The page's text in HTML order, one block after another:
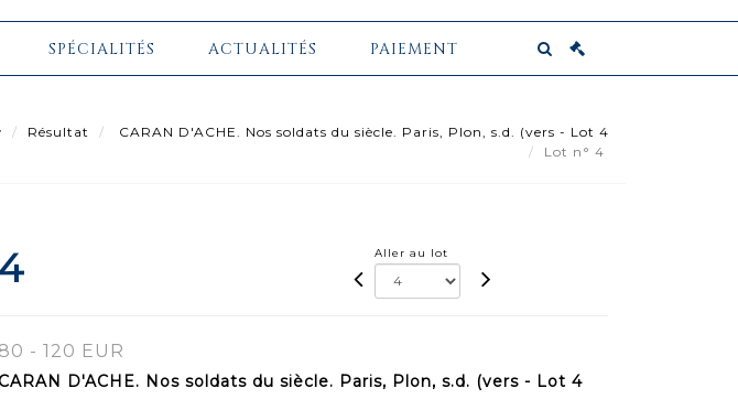
SPÉCIALITÉS ACTUALITÉS PAIEMENT
Résultat
CARAN D'ACHE. Nos soldats du siècle. Paris, Plon, s.d. (vers - Lot 4
Lot n° 4
4 Aller au lot
80 - 120 EUR
CARAN D'ACHE. Nos soldats du siècle. Paris, Plon, s.d. (vers - Lot 4